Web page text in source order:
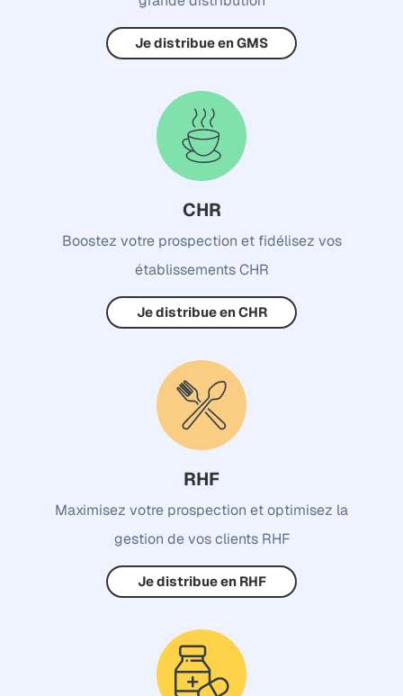
Je distribue en GMS
CHR
Boostez votre prospection et fidélisez vos
établissements CHR
Je distribue en CHR
RHF
Maximisez votre prospection et optimisez la
gestion de vos clients RHF
Je distribue en RHF